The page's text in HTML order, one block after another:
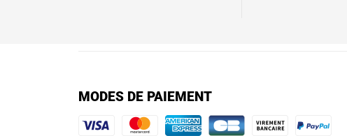
MODES DE PAIEMENT